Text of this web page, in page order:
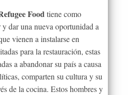
Foodtiene como
dar una nueva oportunidad a
vienen a instalarse en
para la restauración, estas
a abandonar su país a causa
comparten su cultura y su
de la cocina. Estos hombres y